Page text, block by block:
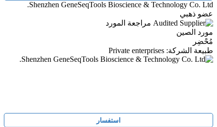
Shenzhen GeneSeqTools Bioscience & Technology Co. Ltd.
عضو ذهبي
مراجعة المورد
مورد الصين
مُحْضِر
طبيعة الشركة: Private enterprises
استفسار